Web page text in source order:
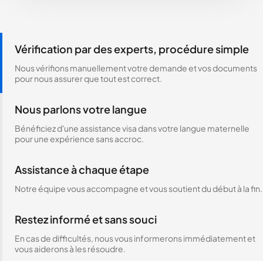
Vérification par des experts, procédure simple
Nous vérifions manuellement votre demande et vos documents
pour nous assurer que tout est correct.
Nous parlons votre langue
Bénéficiez d'une assistance visa dans votre langue maternelle
pour une expérience sans accroc.
Assistance à chaque étape
Notre équipe vous accompagne et vous soutient du début à la fin.
Restez informé et sans souci
En cas de difficultés, nous vous informerons immédiatement et
vous aiderons à les résoudre.